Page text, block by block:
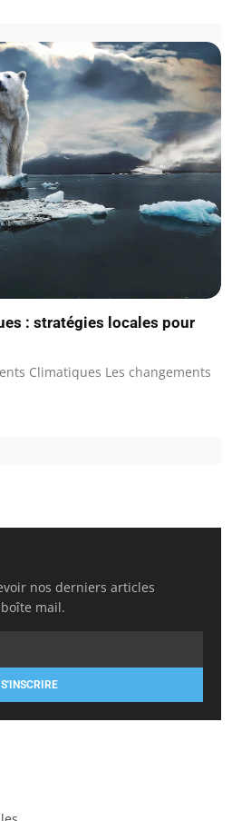
: stratégies locales pour
Climatiques Les changements
nos derniers articles
mail.
S'INSCRIRE